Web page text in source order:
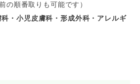
の順番取りも可能です）
・小児皮膚科・形成外科・アレルギ